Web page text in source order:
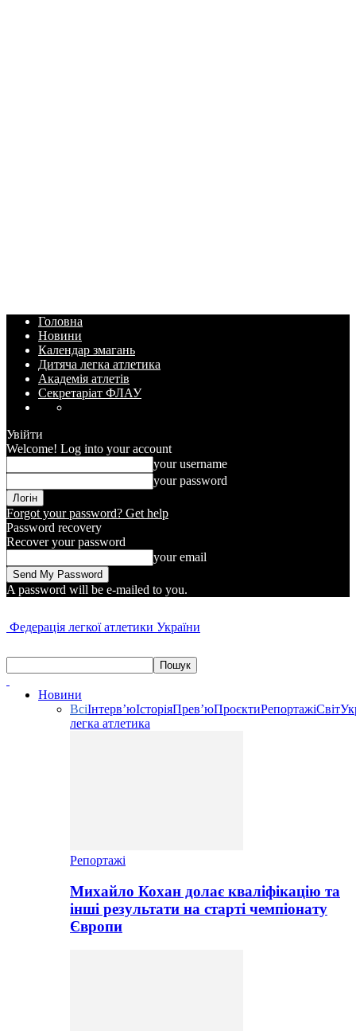
Головна
Новини
Календар змагань
Дитяча легка атлетика
Академія атлетів
Секретаріат ФЛАУ
Увійти
Welcome! Log into your account
your username
your password
Forgot your password? Get help
Password recovery
Recover your password
your email
A password will be e-mailed to you.
Федерація легкої атлетики України
Новини
ВсіІнтерв’юІсторіяПрев’юПроєктиРепортажіСвіт
легка атлетика
Репортажі
Михайло Кохан долає кваліфікацію та
інші результати на старті чемпіонату
Європи